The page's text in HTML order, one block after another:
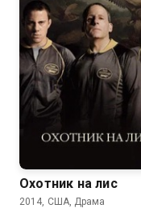
6.5 7.0
Охотник на лис
2014, США, Драма